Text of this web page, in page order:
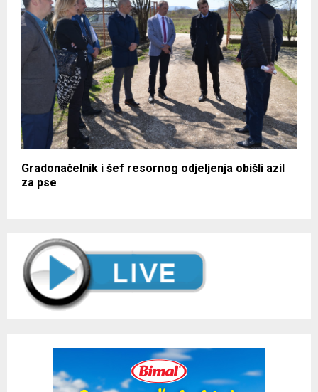
Gradonačelnik i šef resornog odjeljenja obišli azil
za pse